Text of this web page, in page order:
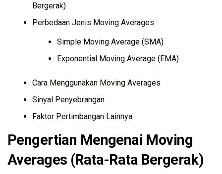
Bergerak)
Perbedaan Jenis Moving Averages
Simple Moving Average (SMA)
Exponential Moving Average (EMA)
Cara Menggunakan Moving Averages
Sinyal Penyebrangan
Faktor Pertimbangan Lainnya
Pengertian Mengenai Moving
Averages (Rata-Rata Bergerak)